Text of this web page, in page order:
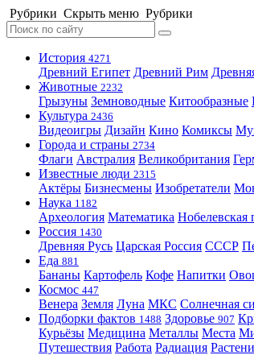
Рубрики Скрыть меню Рубрики
История 4271
Древний Египет Древний Рим
Животные 2232
Грызуны Земноводные Китообразные
Культура 2436
Видеоигры Дизайн Кино Комиксы
Города и страны 2734
Флаги Австралия Великобритания
Известные люди 2315
Актёры Бизнесмены Изобретатели
Наука 1182
Археология Математика Нобелевская
Россия 1430
Древняя Русь Царская Россия СССР
Еда 881
Бананы Картофель Кофе Напитки
Космос 447
Венера Земля Луна МКС Солнечная
Подборки фактов 1488 Здоровье 907
Курьёзы Медицина Металлы Места
Путешествия Работа Радиация